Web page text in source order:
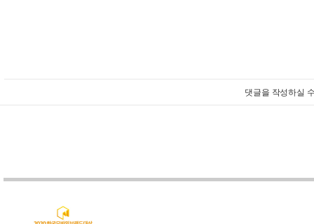
댓글을 작성하실